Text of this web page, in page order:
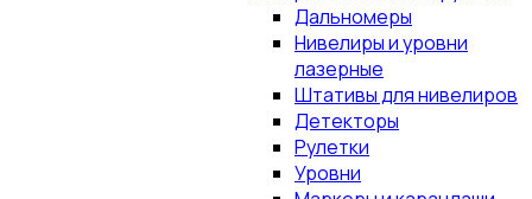
Дальномеры
Нивелиры и уровни
лазерные
Штативы для нивелиров
Детекторы
Рулетки
Уровни